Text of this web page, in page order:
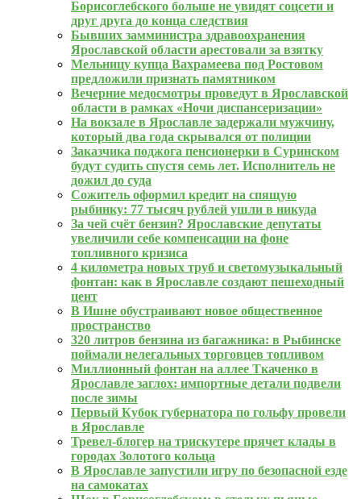
Борисоглебского больше не увидят соцсети и
друг друга до конца следствия
Бывших замминистра здравоохранения
Ярославской области арестовали за взятку
Мельницу купца Вахрамеева под Ростовом
предложили признать памятником
Вечерние медосмотры проведут в Ярославской
области в рамках «Ночи диспансеризации»
На вокзале в Ярославле задержали мужчину,
который два года скрывался от полиции
Заказчика поджога пенсионерки в Суринском
будут судить спустя семь лет. Исполнитель не
дожил до суда
Сожитель оформил кредит на спящую
рыбинку: 77 тысяч рублей ушли в никуда
За чей счёт бензин? Ярославские депутаты
увеличили себе компенсации на фоне
топливного кризиса
4 километра новых труб и светомузыкальный
фонтан: как в Ярославле создают пешеходный
цент
В Ишне обустраивают новое общественное
пространство
320 литров бензина из багажника: в Рыбинске
поймали нелегальных торговцев топливом
Миллионный фонтан на аллее Ткаченко в
Ярославле заглох: импортные детали подвели
после зимы
Первый Кубок губернатора по гольфу провели
в Ярославле
Тревел-блогер на трискутере прячет клады в
городах Золотого кольца
В Ярославле запустили игру по безопасной езде
на самокатах